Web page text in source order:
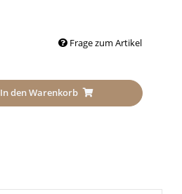
Frage zum Artikel
In den Warenkorb